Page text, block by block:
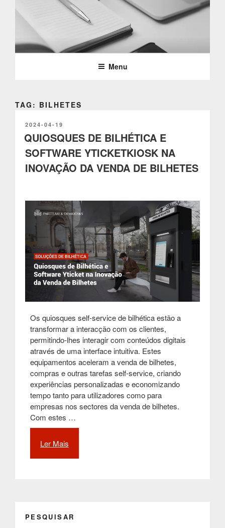
conteúdoPARTTEAM & OEMKIOSKS
BLOG
Menu
TAG: BILHETES
PUBLICADO
EM
2024-04-19
QUIOSQUES DE BILHÉTICA E
SOFTWARE YTICKETKIOSK NA
INOVAÇÃO DA VENDA DE BILHETES
Os quiosques self-service de bilhética estão a
transformar a interacção com os clientes,
permitindo-lhes interagir com conteúdos digitais
através de uma interface intuitiva. Estes
equipamentos aceleram a venda de bilhetes,
compras e outras tarefas self-service, criando
experiências personalizadas e economizando
tempo tanto para utilizadores como para
empresas nos sectores da venda de bilhetes.
Com estes …
Ler Mais
Inovação
PESQUISAR